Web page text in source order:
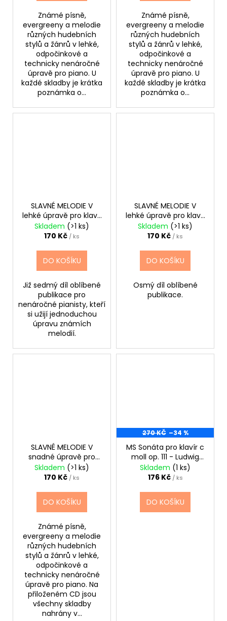
Známé písně,
evergreeny a melodie
různých hudebních
stylů a žánrů v lehké,
odpočinkové a
technicky nenáročné
úpravě pro piano. U
každé skladby je krátka
poznámka o...
Známé písně,
evergreeny a melodie
různých hudebních
stylů a žánrů v lehké,
odpočinkové a
technicky nenáročné
úpravě pro piano. U
každé skladby je krátka
poznámka o...
SLAVNÉ MELODIE V
lehké úpravě pro klavír
7.+ CD
Skladem (>1 ks)
170 Kč / ks
DO KOŠÍKU
Již sedmý díl oblíbené
publikace pro
nenáročné pianisty, kteří
si užijí jednoduchou
úpravu známích
melodií.
SLAVNÉ MELODIE V
lehké úpravě pro klavír
8 díl.+ CD
Skladem (>1 ks)
170 Kč / ks
DO KOŠÍKU
Osmý díl oblíbené
publikace.
SLAVNÉ MELODIE V
snadné úpravě pro
klavír 3.+CD
Skladem (>1 ks)
170 Kč / ks
DO KOŠÍKU
Známé písně,
evergreeny a melodie
různých hudebních
stylů a žánrů v lehké,
odpočinkové a
technicky nenáročné
úpravě pro piano. Na
přiloženém CD jsou
všechny skladby
nahrány v...
270 KČ –34 %
MS Sonáta pro klavír c
moll op. 111 - Ludwig
van Beethoven
Skladem (1 ks)
176 Kč / ks
DO KOŠÍKU